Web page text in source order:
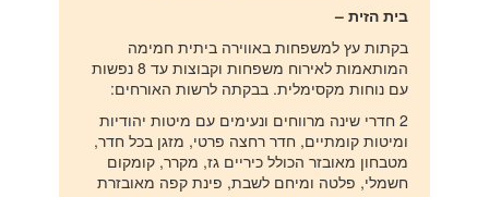
בית הזית –
בקתות עץ למשפחות באווירה ביתית חמימה
המותאמות לאירוח משפחות וקבוצות עד 8 נפשות
עם נוחות מקסימלית. בבקתה לרשות האורחים:
2 חדרי שינה מרווחים ונעימים עם מיטות יהודיות
ומיטות קומתיים, חדר רחצה פרטי, מזגן בכל חדר,
מטבחון מאובזר הכולל כיריים גז, מקרר, קומקום
חשמלי, פלטה ומיחם לשבת, פינת קפה מאובזרת